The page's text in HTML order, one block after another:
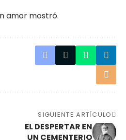
amor mostró.
SIGUIENTE ARTÍCULO
EL DESPERTAR EN
UN CEMENTERIO